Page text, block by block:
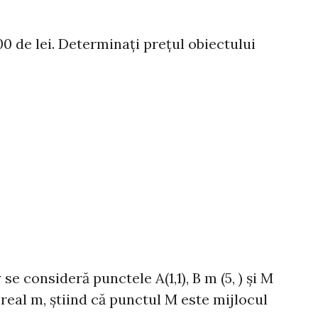
de lei. Determinați prețul obiectului
consideră punctele A(1,1), B m (5, ) și M
m, știind că punctul M este mijlocul